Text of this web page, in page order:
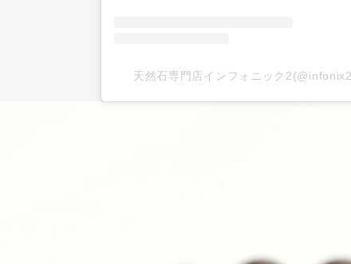
天然石専門店インフォニック